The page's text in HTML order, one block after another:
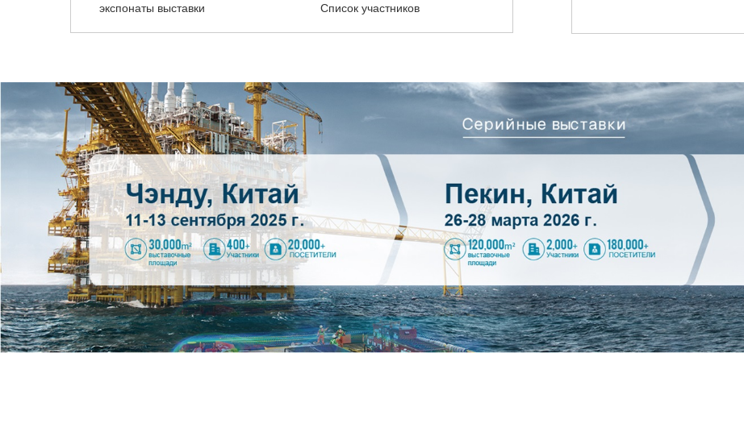
экспонаты выставки
Список участников